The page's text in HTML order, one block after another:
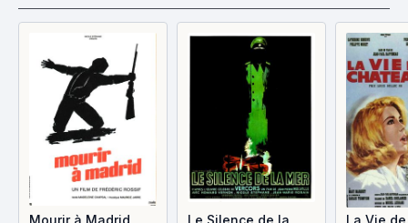
Mourir à Madrid
Le Silence de la
La Vie